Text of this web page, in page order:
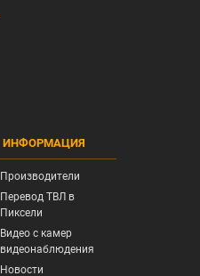
ИНФОРМАЦИЯ
Производители
Перевод ТВЛ в
Пиксели
Видео с камер
видеонаблюдения
Новости